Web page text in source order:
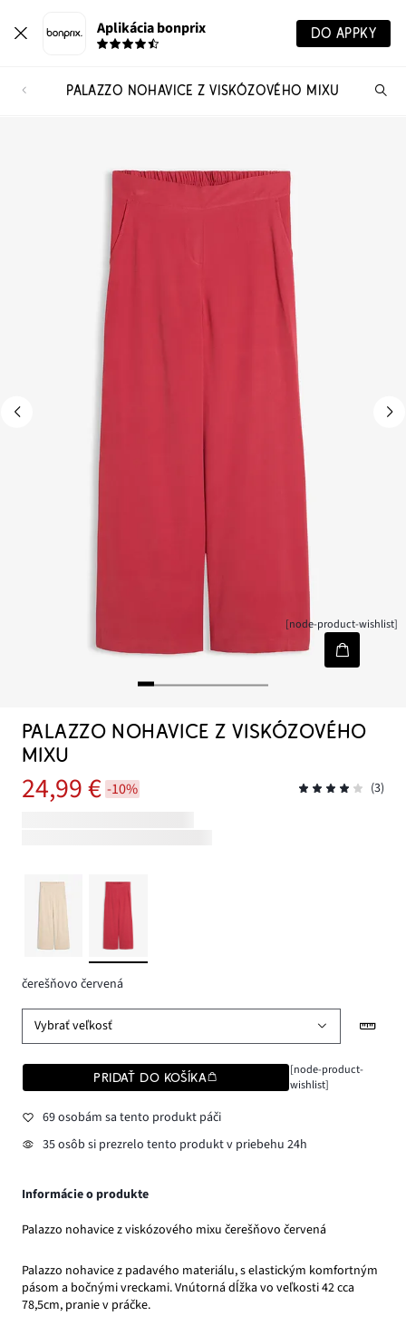
Aplikácia bonprix DO APPKY
PALAZZO NOHAVICE Z VISKÓZOVÉHO MIXU
[node-product-wishlist]
PALAZZO NOHAVICE Z VISKÓZOVÉHO
MIXU
24,99 € -10% (3)
čerešňovo červená
Vybrať veľkosť
PRIDAŤ DO KOŠÍKA
[node-product-
wishlist]
69 osobám sa tento produkt páči
35 osôb si prezrelo tento produkt v priebehu 24h
Informácie o produkte
Palazzo nohavice z viskózového mixu čerešňovo červená
Palazzo nohavice z padavého materiálu, s elastickým komfortným
pásom a bočnými vreckami. Vnútorná dĺžka vo veľkosti 42 cca
78,5cm, pranie v práčke.